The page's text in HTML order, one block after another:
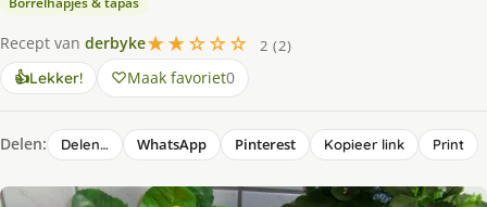
Recept van derbyke★★☆☆☆
2 (2)
👍Lekker! Maak favoriet0
Delen: Delen… WhatsApp Pinterest Kopieer link Print